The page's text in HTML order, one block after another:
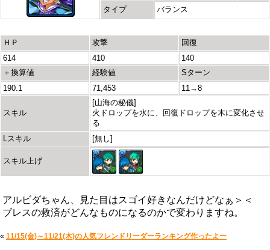
タイプ
バランス
ＨＰ 攻撃
回復
614
410
140
＋換算値
経験値
Sターン
190.1
71,453 11→8
スキル
[山海の秘儀]
火ドロップを水に、回復ドロップを木に変化させ
る
Lスキル
[無し]
スキル上げ
アルビダちゃん、見た目はスゴイ好きなんだけどなぁ＞＜
ブレスの救済がどんなものになるのかで変わりますね。
« 11/15(金)～11/21(木)の人気フレンドリーダーランキング作ったよー